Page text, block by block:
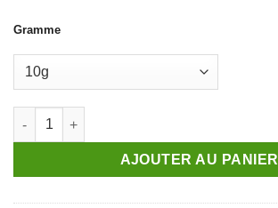
Gramme
quantité de AK47 - Fleurs CBD
AJOUTER AU PANIER